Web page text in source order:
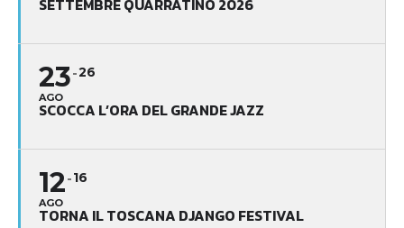
SETTEMBRE QUARRATINO 2026
23
AGO
26
SCOCCA L’ORA DEL GRANDE JAZZ
12
AGO
16
TORNA IL TOSCANA DJANGO FESTIVAL